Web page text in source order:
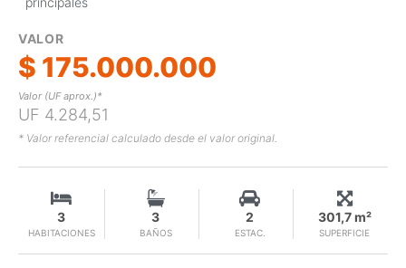
VALOR
$ 175.000.000
Valor (UF aprox.)*
UF 4.284,51
* Valor referencial calculado desde el valor original.
HABITACIONES
3
BAÑOS
3
ESTAC.
2
SUPERFICIE
301,7 m²